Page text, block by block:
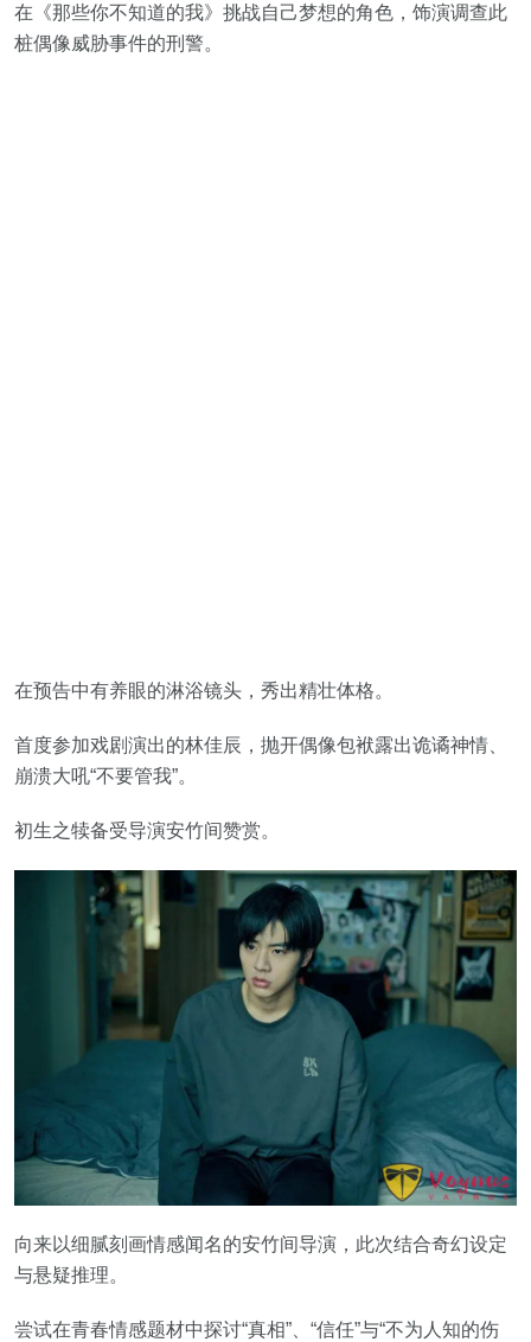
在《那些你不知道的我》挑战自己梦想的角色，饰演调查此
桩偶像威胁事件的刑警。
在预告中有养眼的淋浴镜头，秀出精壮体格。
首度参加戏剧演出的林佳辰，抛开偶像包袱露出诡谲神情、
崩溃大吼“不要管我”。
初生之犊备受导演安竹间赞赏。
向来以细腻刻画情感闻名的安竹间导演，此次结合奇幻设定
与悬疑推理。
尝试在青春情感题材中探讨“真相”、“信任”与“不为人知的伤